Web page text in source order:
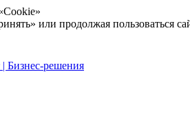
или продолжая пользоваться
Бизнес-решения